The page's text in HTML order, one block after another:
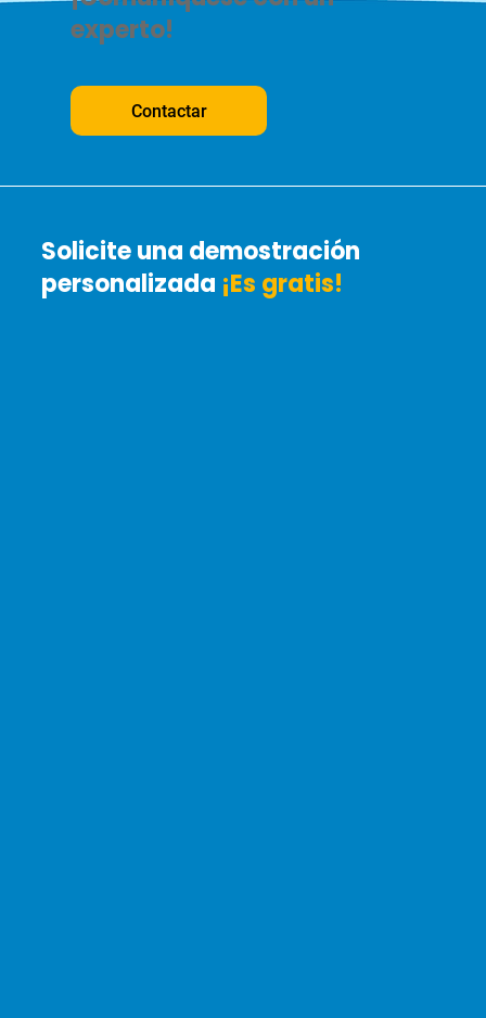
experto!
Contactar
Solicite una demostración
personalizada ¡Es gratis!